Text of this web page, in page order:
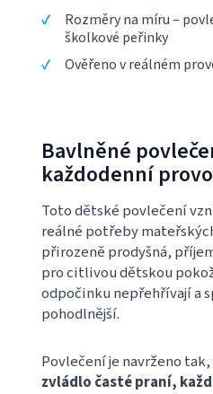
Rozměry na míru –
školkové peřinky
Ověřeno v reálném
Bavlněné
každodenní
Toto dětské povlečení
reálné potřeby
přirozeně prodyšná,
pro citlivou dětskou
odpočinku nepřehřívají a
pohodlnější.
Povlečení je navrženo
zvládlo časté praní,